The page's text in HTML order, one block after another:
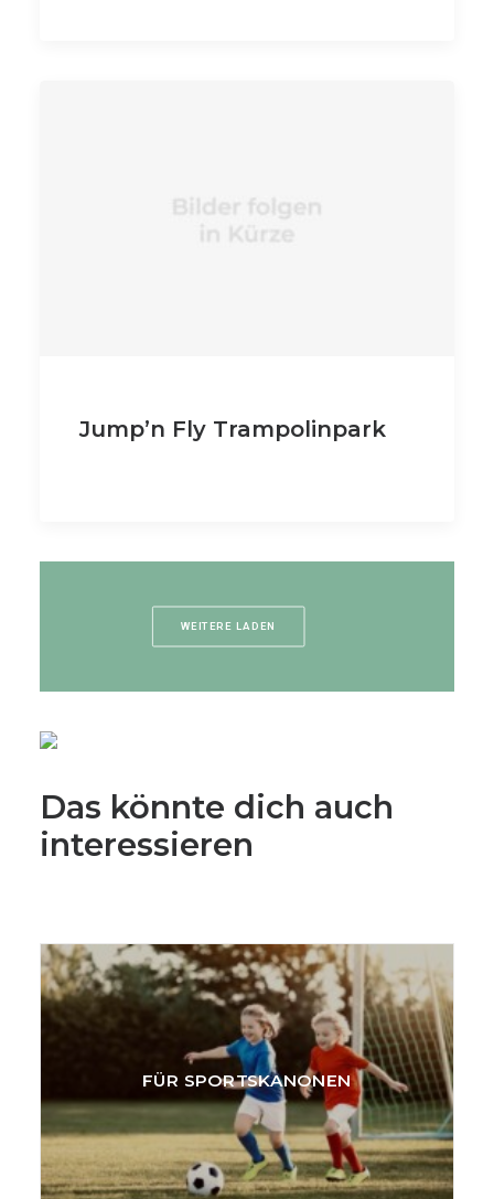
Jump’n Fly Trampolinpark
WEITERE LADEN
Das könnte dich auch
interessieren
FÜR PARTY LÖWEN